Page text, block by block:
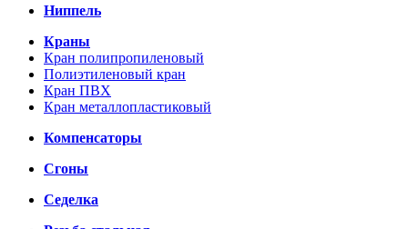
Ниппель
Краны
Кран полипропиленовый
Полиэтиленовый кран
Кран ПВХ
Кран металлопластиковый
Компенсаторы
Сгоны
Седелка